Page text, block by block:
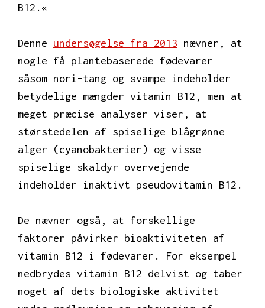
B12.«
Denne undersøgelse fra 2013 nævner, at
nogle få plantebaserede fødevarer
såsom nori-tang og svampe indeholder
betydelige mængder vitamin B12, men at
meget præcise analyser viser, at
størstedelen af spiselige blågrønne
alger (cyanobakterier) og visse
spiselige skaldyr overvejende
indeholder inaktivt pseudovitamin B12.
De nævner også, at forskellige
faktorer påvirker bioaktiviteten af
vitamin B12 i fødevarer. For eksempel
nedbrydes vitamin B12 delvist og taber
noget af dets biologiske aktivitet